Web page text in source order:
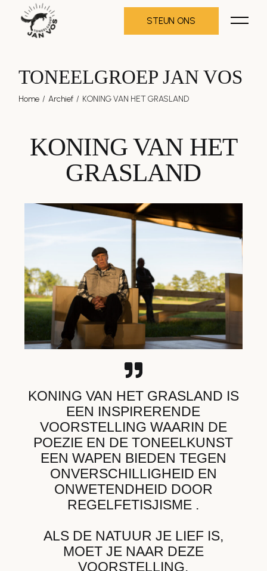
STEUN ONS
TONEELGROEP JAN VOS
Home Archief KONING VAN HET GRASLAND
KONING VAN HET
GRASLAND
KONING VAN HET GRASLAND IS
EEN INSPIRERENDE
VOORSTELLING WAARIN DE
POEZIE EN DE TONEELKUNST
EEN WAPEN BIEDEN TEGEN
ONVERSCHILLIGHEID EN
ONWETENDHEID DOOR
REGELFETISJISME .
ALS DE NATUUR JE LIEF IS,
MOET JE NAAR DEZE
VOORSTELLING.